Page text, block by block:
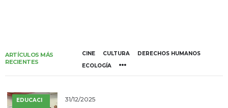
ARTÍCULOS MÁS
RECIENTES
CINE CULTURA
DERECHOS HUMANOS
ECOLOGÍA
EDUCACI
31/12/2025